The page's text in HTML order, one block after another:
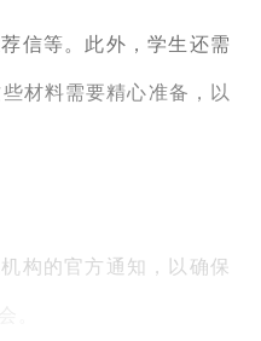
信等。此外，学生还需
材料需要精心准备，以
构的官方通知，以确保